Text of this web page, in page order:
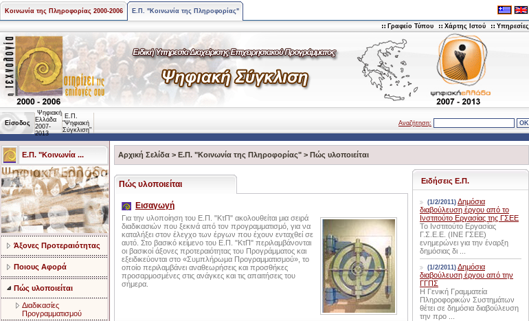
Κοινωνία της Πληροφορίας 2000-2006 Ε.Π. "Κοινωνία της Πληροφορίας"
Γραφείο Τύπου Χάρτης Ιστού Υπηρεσίες
Είσοδος
Ψηφιακή
Ελλάδα
2007-
2013
Ε.Π.
"Ψηφιακή
Σύγκλιση"
Αναζήτηση:
Ε.Π. "Κοινωνία ...
Άξονες Προτεραιότητας
Ποιους Αφορά
Πώς υλοποιείται
Διαδικασίες
Προγραμματισμού
Αρχική Σελίδα > Ε.Π. "Κοινωνία της Πληροφορίας" > Πώς υλοποιείται
Πώς υλοποιείται
Εισαγωγή
Για την υλοποίηση του Ε.Π. "ΚτΠ" ακολουθείται μια σειρά
διαδικασιών που ξεκινά από τον προγραμματισμό, για να
καταλήξει στον έλεγχο των έργων που έχουν ενταχθεί σε
αυτό. Στο βασικό κείμενο του Ε.Π. "ΚτΠ" περιλαμβάνονται
οι βασικοί άξονες προτεραιότητας του Προγράμματος και
εξειδικεύονται στο «Συμπλήρωμα Προγραμματισμού», το
οποίο περιλαμβάνει αναθεωρήσεις και προσθήκες
προσαρμοσμένες στις ανάγκες και τις απαιτήσεις του
σήμερα.
Ειδήσεις Ε.Π.
(1/2/2011) Δημόσια
διαβούλευση έργου από το
Ινστιτούτο Εργασίας της ΓΣΕΕ
Το Ινστιτούτο Εργασίας
Γ.Σ.Ε.Ε. (ΙΝΕ ΓΣΕΕ)
ενημερώνει για την έναρξη
δημόσιας δι ...
(1/2/2011) Δημόσια
διαβούλευση έργου από την
ΓΓΠΣ
Η Γενική Γραμματεία
Πληροφορικών Συστημάτων
θέτει σε δημόσια διαβούλευση
την προ ...